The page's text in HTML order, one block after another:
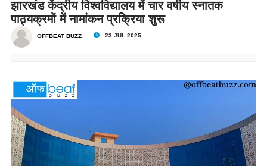
झारखंड केंद्रीय विश्वविद्यालय में चार वर्षीय स्नातक
पाठ्यक्रमों में नामांकन प्रक्रिया शुरू
OFFBEAT BUZZ 23 JUL 2025